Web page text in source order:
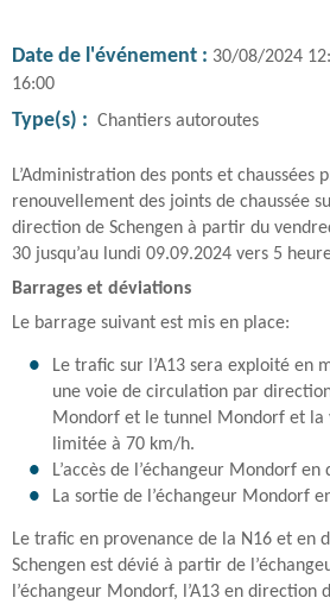
Date de l'événement : 30/08/2024
16:00
Type(s) : Chantiers autoroutes
L’Administration des ponts et chaussées
renouvellement des joints de chaussée
direction de Schengen à partir du
30 jusqu’au lundi 09.09.2024 vers 5
Barrages et déviations
Le barrage suivant est mis en place:
Le trafic sur l’A13 sera exploité en
une voie de circulation par
Mondorf et le tunnel Mondorf et la
limitée à 70 km/h.
L’accès de l’échangeur Mondorf
La sortie de l’échangeur Mondorf
Le trafic en provenance de la N16 et en
Schengen est dévié à partir de
l’échangeur Mondorf, l’A13 en direction